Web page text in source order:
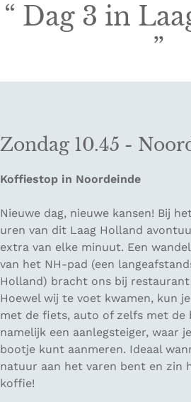
“ Dag 3 in
”
Zondag 10.45 -
Koffiestop in Noordeinde
Nieuwe dag, nieuwe kansen! Bij
uren van dit Laag Holland
extra van elke minuut. Een
van het NH-pad (een
Holland) bracht ons bij
Hoewel wij te voet kwamen, kun
met de fiets, auto of zelfs met de
namelijk een aanlegsteiger, waar
bootje kunt aanmeren. Ideaal
natuur aan het varen bent en zin
koffie!